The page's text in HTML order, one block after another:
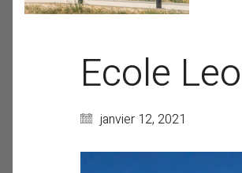
Ecole
janvier 12, 2021